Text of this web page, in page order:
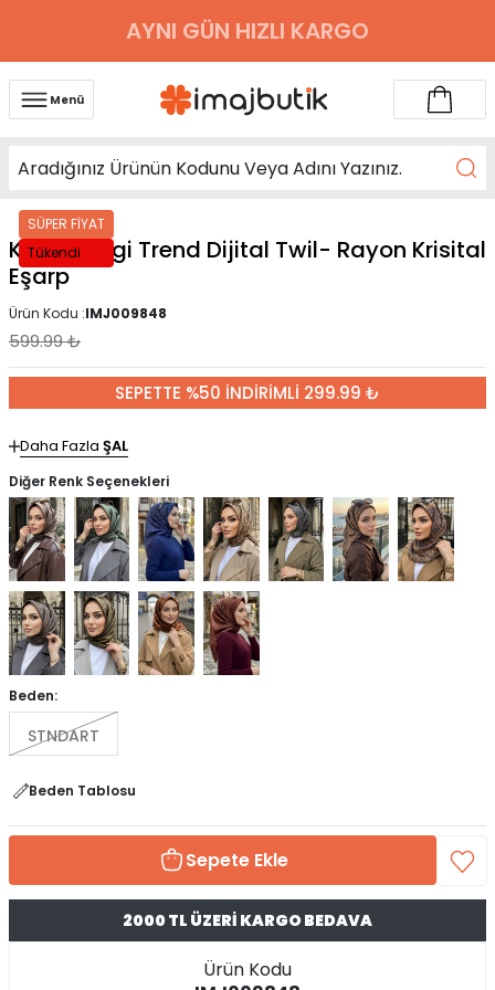
AYNI GÜN HIZLI KARGO
Menü
SÜPER FİYAT
Tükendi
Kahverengi Trend Dijital Twil- Rayon Krisital
Eşarp
Ürün Kodu :IMJ009848
599.99₺
SEPETTE %50 İNDİRİMLİ 299.99 ₺
Daha Fazla ŞAL
Diğer Renk Seçenekleri
Beden:
STNDART
Beden Tablosu
Sepete Ekle
2000 TL ÜZERİ KARGO BEDAVA
Ürün Kodu